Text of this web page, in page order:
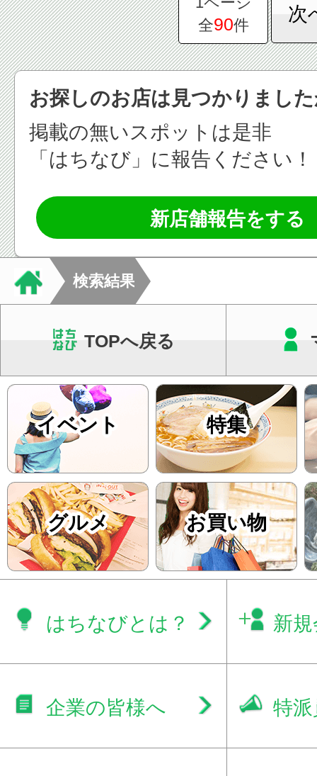
全90件
次
お探しのお店は見つかりまし
掲載の無いスポットは是非
「はちなび」に報告ください！
新店舗報告をする
検索結果
TOPへ戻る
イベント 特集
グルメ お買い物
はちなびとは？ 新
企業の皆様へ 特